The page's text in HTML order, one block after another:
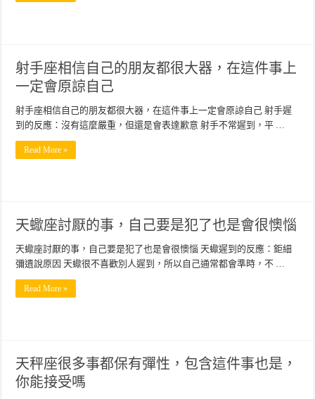
射手座相信自己的朋友都很大器，在這件事上
一定會原諒自己
射手座相信自己的朋友都很大器，在這件事上一定會原諒自己 射手遲
到的反應：沒有這麼嚴重，但還是會表達歉意 射手不常遲到，平 …
Read More »
天蠍座討厭的事，自己要是犯了也是會很懊惱
天蠍座討厭的事，自己要是犯了也是會很懊惱 天蠍遲到的反應：鉅細
彌遺說原因 天蠍很不喜歡別人遲到，所以自己通常都會準時，不 …
Read More »
天秤座很多事都保有彈性，包含這件事也是，
你能接受嗎